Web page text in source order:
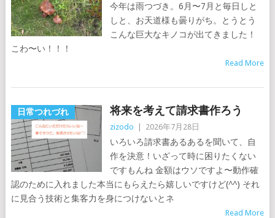
今年は雨つづき。6月〜7月と毎日しと
しと、お天道様も曇りがち。とうとう
こんな巨大なキノコが出てきました！
こわ〜い！！！
Read More
日常つれづれ 将来を考えて請求書作ろう
zizodo 2026年7月28日
いろいろ請求書あるあるを聞いて、自
作を決意！いざって時に困りたくない
ですもんね 金額はウソですよ〜動作確
認のために入れました本当にもらえたら嬉しいですけど(^^) それ
に見合う技術と集客力を身につけないとネ
Read More